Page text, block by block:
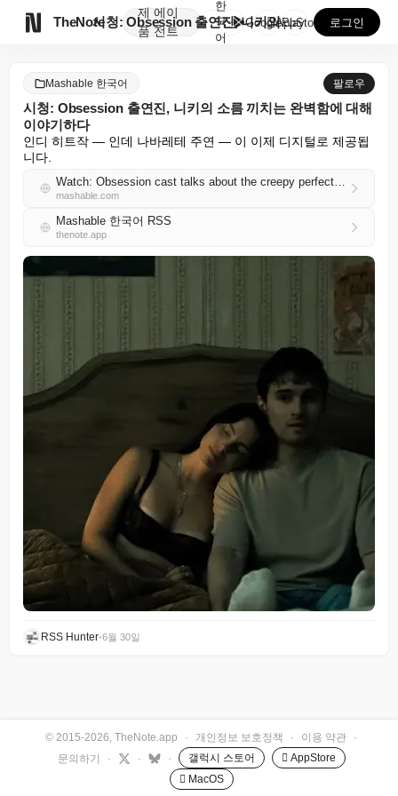
TheNote
제
품
에이
전트
시청: Obsession 출연진, 니키의 소름 끼치는 ...
한
국
어
GooglePlay
AppStore 로그인
Mashable 한국어 팔로우
시청: Obsession 출연진, 니키의 소름 끼치는 완벽함에 대해
이야기하다
인디 히트작 — 인데 나바레테 주연 — 이 이제 디지털로 제공됩
니다.
Watch: Obsession cast talks about the creepy perfection of Nikki
mashable.com
Mashable 한국어 RSS
thenote.app
RSS Hunter•6월 30일
© 2015-2026, TheNote.app · 개인정보 보호정책 · 이용 약관
·
문의하기
· · · 갤럭시 스토어
 AppStore
 MacOS